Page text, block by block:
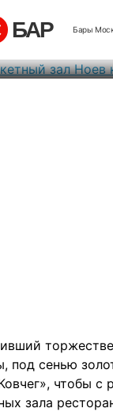
БАР Бары
под сенью
чтобы с
зала